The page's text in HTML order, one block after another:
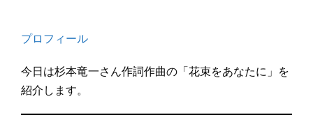
プロフィール
今日は杉本竜一さん作詞作曲の「花束をあなたに」を
紹介します。